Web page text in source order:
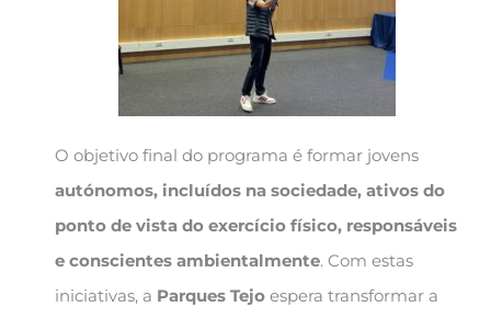
O objetivo final do programa é formar jovens
autónomos, incluídos na sociedade, ativos do
ponto de vista do exercício físico, responsáveis
e conscientes ambientalmente. Com estas
iniciativas, a Parques Tejoespera transformar a